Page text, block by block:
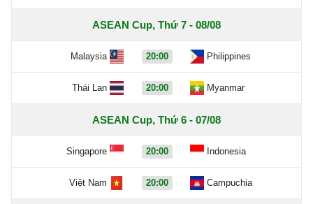
ASEAN Cup, Thứ 7 - 08/08
Malaysia 20:00 Philippines
Thái Lan 20:00 Myanmar
ASEAN Cup, Thứ 6 - 07/08
Singapore 20:00 Indonesia
Việt Nam 20:00 Campuchia